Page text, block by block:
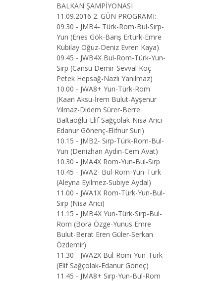
BALKAN ŞAMPİYONASI
11.09.2016 2. GÜN PROGRAMI:
09.30 - JMB4- Türk-Rom-Bul-Sırp-
Yun (Enes Gök-Barış Ertürk-Emre
Kubilay Oğuz-Deniz Evren Kaya)
09.45 - JWB4X Bul-Rom-Türk-Yun-
Sırp (Cansu Demir-Sevval Koç-
Petek Hepsağ-Nazlı Yanılmaz)
10.00 - JWA8+ Yun-Türk-Rom
(Kaan Aksu-İrem Bulut-Ayşenur
Yılmaz-Didem Sürer-Berre
Baltaoğlu-Elif Sağçolak-Nisa Arıcı-
Edanur Gönenç-Elifnur Suri)
10.15 - JMB2- Sırp-Türk-Rom-Bul-
Yun (Denizhan Aydın-Cem Avat)
10.30 - JMA4X Rom-Yun-Bul-Sırp
10.45 - JWA2- Bul-Rom-Yun-Türk
(Aleyna Eyilmez-Subiye Aydal)
11.00 - JWA1X Rom-Türk-Yun-Bul-
Sırp (Nisa Arıcı)
11.15 - JMB4X Yun-Türk-Sırp-Bul-
Rom (Bora Özge-Yunus Emre
Bulut-Berat Eren Güler-Serkan
Özdemir)
11.30 - JWA2X Bul-Rom-Yun-Türk
(Elif Sağçolak-Edanur Göneç)
11.45 - JMA8+ Sırp-Yun-Bul-Rom